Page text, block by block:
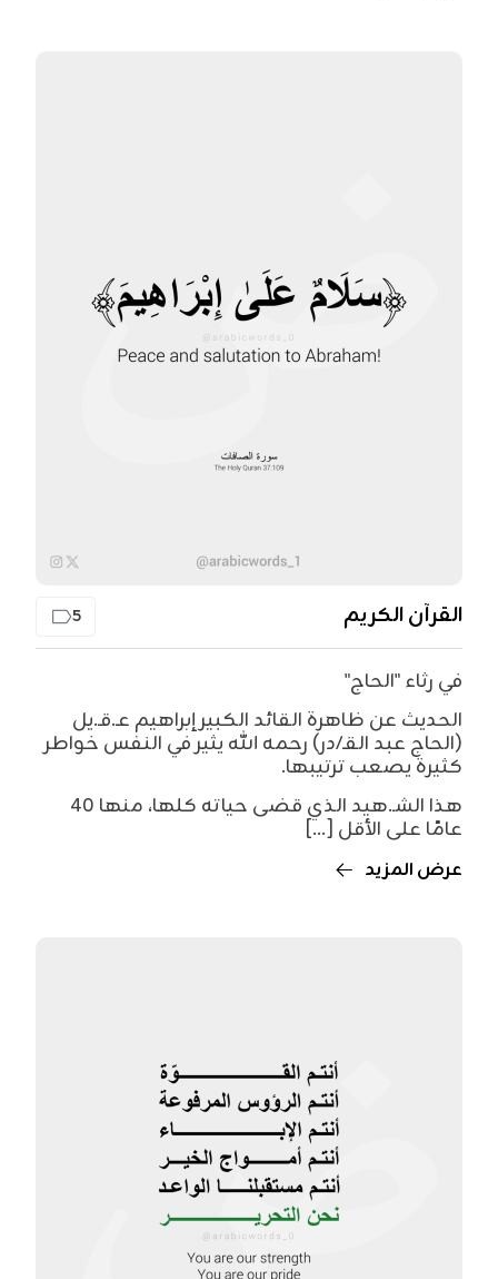
القرآن الكريم 5
في رثاء "الحاج"
الحديث عن ظاهرة القائد الكبير إبراهيم عـ.قـ.يل
(الحاج عبد القـ/در) رحمه الله يثير في النفس خواطر
كثيرة يصعب ترتيبها.
هذا الشـ.هيد الذي قضى حياته كلها، منها 40
عامًا على الأقل [...]
عرض المزيد